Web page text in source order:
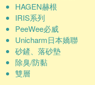
HAGEN赫根
IRIS系列
PeeWee必威
Unicharm日本嬌聯
砂鏟、落砂墊
除臭/防黏
雙層